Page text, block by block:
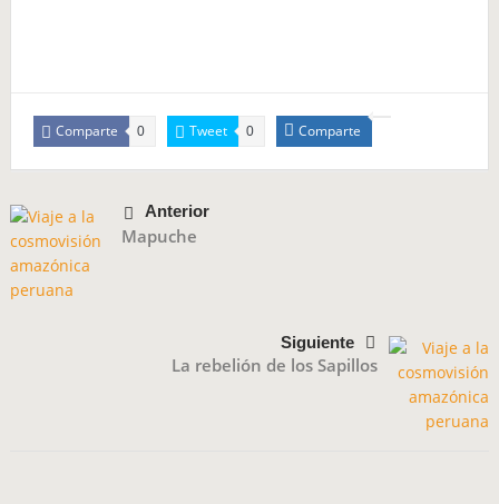
Comparte 0 Tweet 0 Comparte
Anterior
Mapuche
Siguiente
La rebelión de los Sapillos